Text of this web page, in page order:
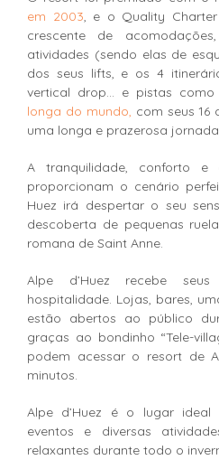
em 2003, e o Quality
crescente de
atividades (sendo elas de
dos seus lifts, e os 4
vertical drop… e pistas como
longa do mundo, com seus 16
uma longa e prazerosa
A tranquilidade, conforto e
proporcionam o cenário
Huez irá despertar o seu
descoberta de pequenas
romana de Saint Anne.
Alpe d’Huez recebe
hospitalidade. Lojas, bares,
estão abertos ao público
graças ao bondinho “Tele-
podem acessar o resort de
minutos.
Alpe d’Huez é o lugar ideal
eventos e diversas
relaxantes durante todo o